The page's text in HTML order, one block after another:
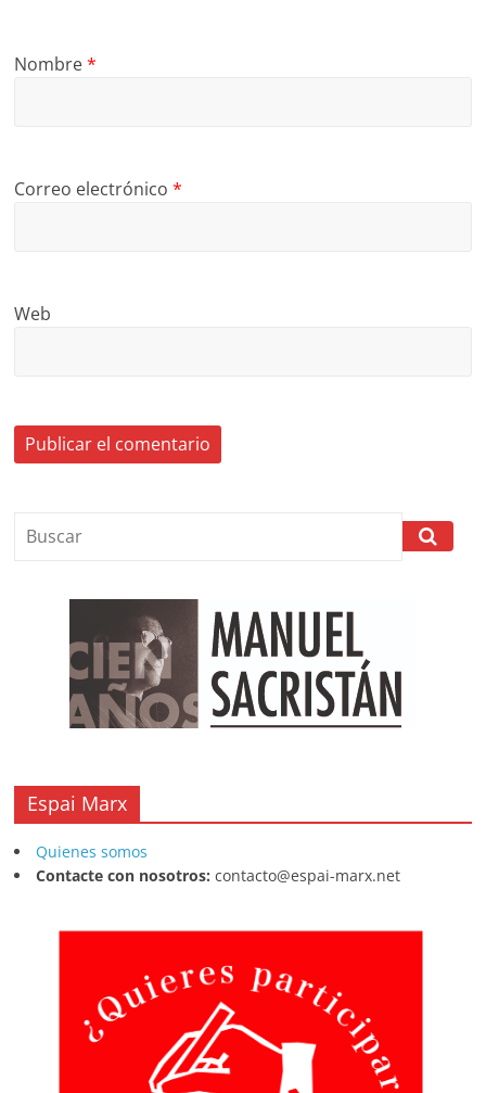
Nombre*
Correo electrónico*
Web
Espai Marx
Quienes somos
Contacte con nosotros: contacto@espai-marx.net